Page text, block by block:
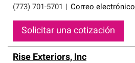
(773) 701-5701 Correo electrónico
Solicitar una cotización
Rise Exteriors, Inc